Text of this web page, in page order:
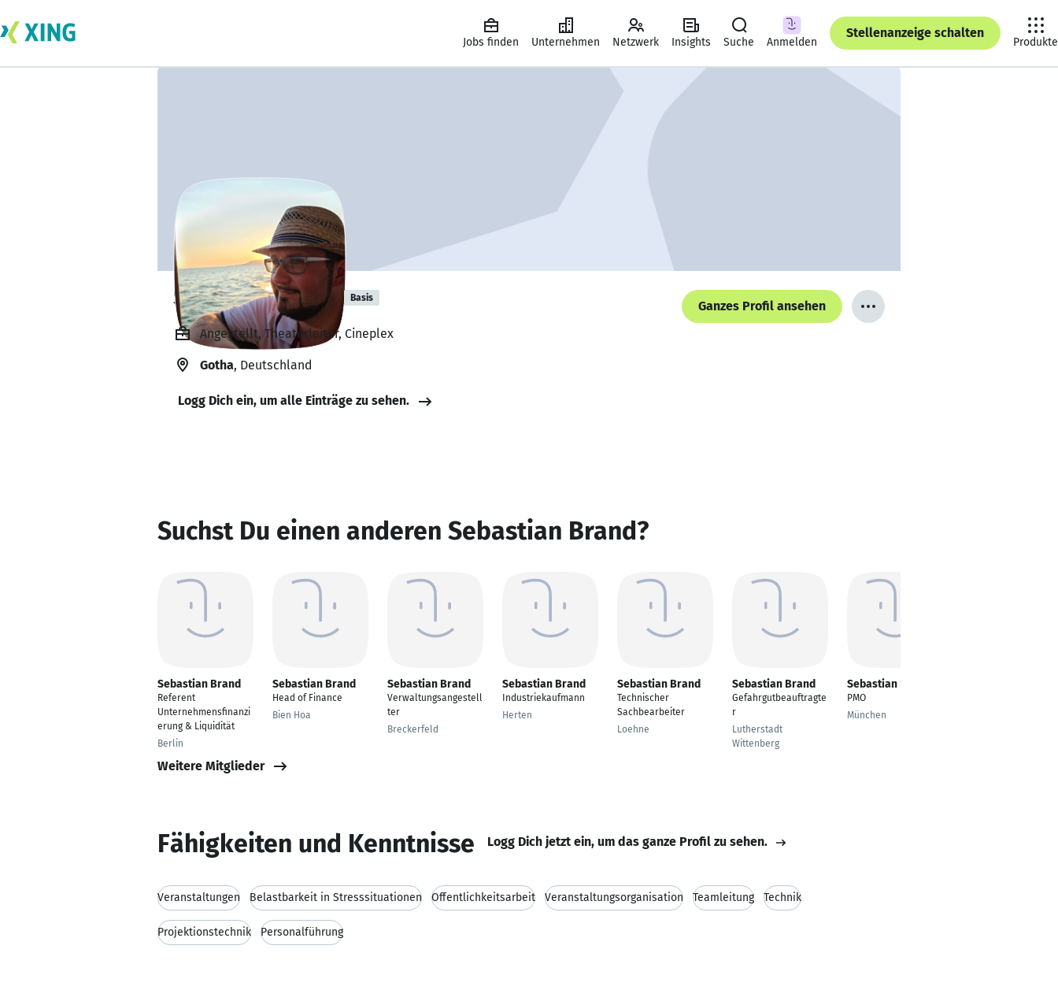
Jobs finden Unternehmen Netzwerk Insights Suche Anmelden
Stellenanzeige schalten
Produkte
Sebastian Brand Basis
Ganzes Profil ansehen
Angestellt, Theaterleiter, Cineplex
Gotha, Deutschland
Logg Dich ein, um alle Einträge zu sehen.
Suchst Du einen anderen Sebastian Brand?
Sebastian Brand
Referent
Unternehmensfinanzi
erung & Liquidität
Berlin
Sebastian Brand
Head of Finance
Bien Hoa
Sebastian Brand
Verwaltungsangestell
ter
Breckerfeld
Sebastian Brand
Industriekaufmann
Herten
Sebastian Brand
Technischer
Sachbearbeiter
Loehne
Sebastian Brand
Gefahrgutbeauftragte
r
Lutherstadt
Wittenberg
Sebastian Brand
PMO
München
Weitere Mitglieder
Fähigkeiten und Kenntnisse Logg Dich jetzt ein, um das ganze Profil zu sehen.
Veranstaltungen Belastbarkeit in Stresssituationen Öffentlichkeitsarbeit Veranstaltungsorganisation Teamleitung Technik
Projektionstechnik Personalführung